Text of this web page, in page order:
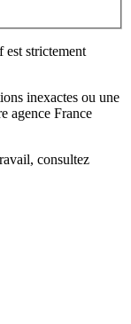
est strictement
inexactes ou une
agence France
, consultez